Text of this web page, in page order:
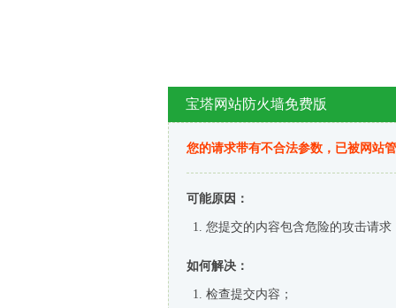
宝塔网站防火墙免费版
您的请求带有不合法参数，已被网站
可能原因：
您提交的内容包含危险的攻击请求
如何解决：
检查提交内容；